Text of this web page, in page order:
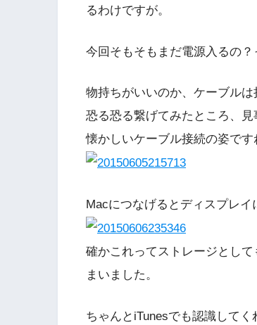
るわけですが。
今回そもそもまだ電源入るの？
物持ちがいいのか、ケーブルは
恐る恐る繋げてみたところ、見
懐かしいケーブル接続の姿です
Macにつなげるとディスプレイ
確かこれってストレージとし
まいました。
ちゃんとiTunesでも認識してく